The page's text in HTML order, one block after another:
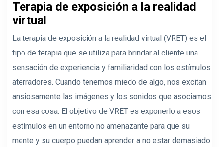
Terapia de exposición a la realidad
virtual
La terapia de exposición a la realidad virtual (VRET) es el
tipo de terapia que se utiliza para brindar al cliente una
sensación de experiencia y familiaridad con los estímulos
aterradores. Cuando tenemos miedo de algo, nos excitan
ansiosamente las imágenes y los sonidos que asociamos
con esa cosa. El objetivo de VRET es exponerlo a esos
estímulos en un entorno no amenazante para que su
mente y su cuerpo puedan aprender a no estar demasiado